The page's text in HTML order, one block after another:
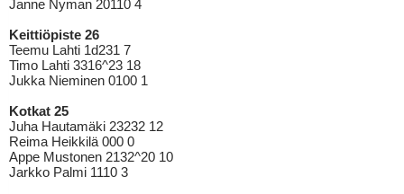
Janne Nyman 20110 4
Keittiöpiste 26
Teemu Lahti 1d231 7
Timo Lahti 3316^23 18
Jukka Nieminen 0100 1
Kotkat 25
Juha Hautamäki 23232 12
Reima Heikkilä 000 0
Appe Mustonen 2132^20 10
Jarkko Palmi 1110 3